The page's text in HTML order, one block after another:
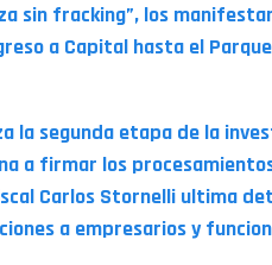
sin fracking”, los
a Capital hasta el Parque
la segunda etapa de la
a firmar los
Carlos Stornelli ultima
a empresarios y